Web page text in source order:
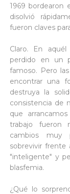
1969 bordearon
disolvió
fueron claves
Claro. En
perdido en un
famoso. Pero
encontrar una
destruya la
consistencia de
que
trabajo fueron
cambios muy
sobrevivir
"inteligente" y
blasfemia.
¿Qué lo